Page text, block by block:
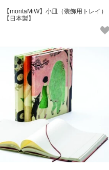
【moritaMiW】小皿（装飾用トレイ）
【日本製】